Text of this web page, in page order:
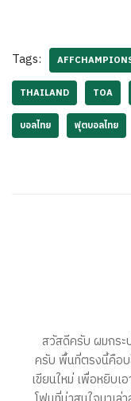
Tags:
THAILAND TOA
บอลไทย ฟุตบอลไทย
สวัสดีครับ ผมกระ
ครับ พื้นที่ตรงนี้คือ
เขียนใหม่ เพื่อหยิบเ